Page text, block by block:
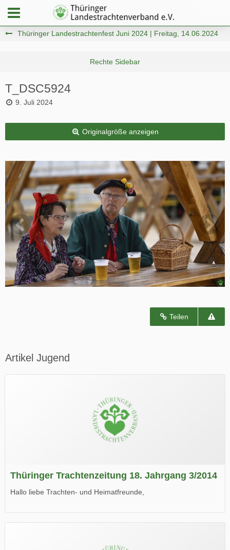
Thüringer Landestrachtenfest Juni 2024 | Freitag, 14.06.2024
T_DSC5924
9. Juli 2024
Originalgröße anzeigen
Teilen
Artikel Jugend
Thüringer Trachtenzeitung 18. Jahrgang 3/2014
Hallo liebe Trachten- und Heimatfreunde,
Wir wünschen Euch viel Spaß beim Lesen.